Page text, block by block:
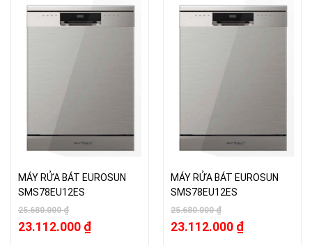
MÁY RỬA BÁT EUROSUN
SMS78EU12ES
25.680.000₫
23.112.000 ₫
MÁY RỬA BÁT EUROSUN
SMS78EU12ES
25.680.000₫
23.112.000 ₫